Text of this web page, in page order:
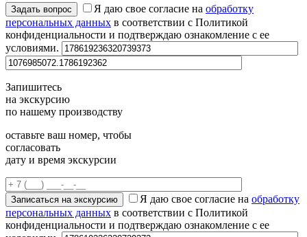
Я даю свое согласие на обработку
персональных данных в соответствии с Политикой
конфиденциальности и подтверждаю ознакомление с ее
условиями.
Запишитесь
на экскурсию
по нашему производству
оставьте ваш номер, чтобы
согласовать
дату и время экскурсии
Я даю свое согласие на обработку
персональных данных в соответствии с Политикой
конфиденциальности и подтверждаю ознакомление с ее